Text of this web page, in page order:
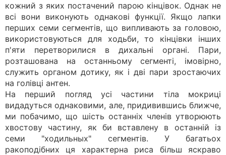
кожний з яких постачений парою кінцівок. Однак не
всі вони виконують однакові функції. Якщо лапки
перших семи сегментів, що випливають за головою,
використовуються для ходьби, то кінцівки інших
п'яти перетворилися в дихальні органі. Пари,
розташована на останньому сегменті, імовірно,
служить органом дотику, як і дві пари зростаючих
на голівці антен.
На перший погляд усі частини тіла мокриці
видадуться однаковими, але, придивившись ближче,
ми побачимо, що шість останніх членів утворюють
хвостову частину, як би вставлену в останній із
семи "ходильных" сегментів. У багатьох
ракоподібних ця характерна риса більш яскраво